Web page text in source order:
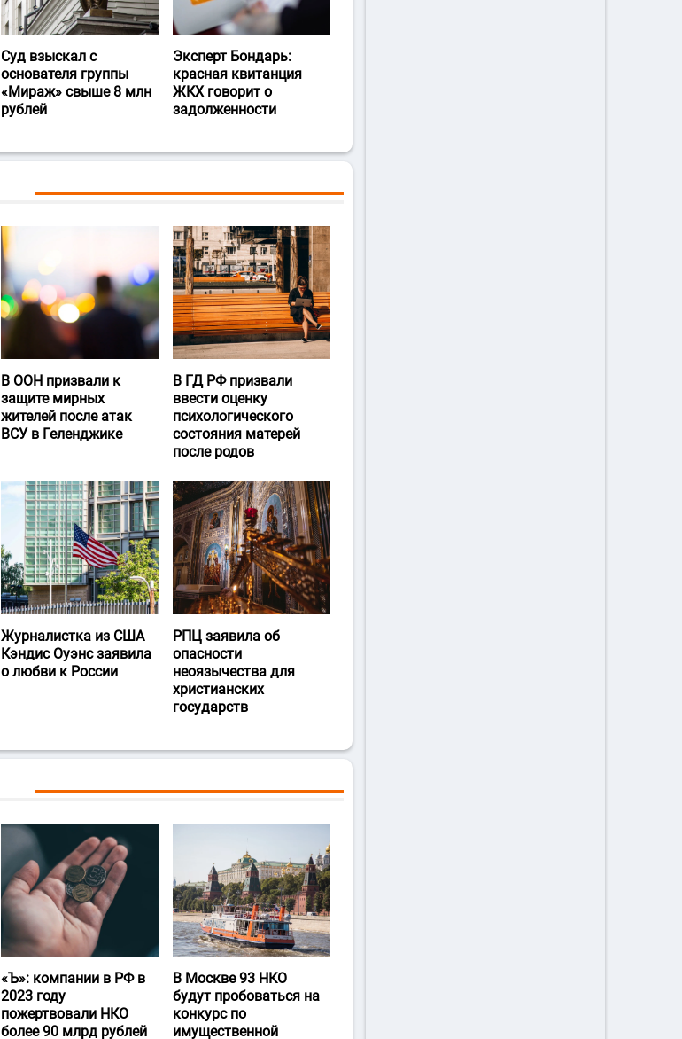
Суд взыскал с
основателя группы
«Мираж» свыше 8 млн
рублей
Эксперт Бондарь:
красная квитанция
ЖКХ говорит о
задолженности
В ООН призвали к
защите мирных
жителей после атак
ВСУ в Геленджике
В ГД РФ призвали
ввести оценку
психологического
состояния матерей
после родов
Журналистка из США
Кэндис Оуэнс заявила
о любви к России
РПЦ заявила об
опасности
неоязычества для
христианских
государств
«Ъ‎»: компании в РФ в
2023 году
пожертвовали НКО
более 90 млрд рублей
В Москве 93 НКО
будут пробоваться на
конкурс по
имущественной